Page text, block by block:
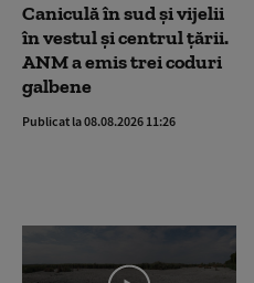
Caniculă în sud și vijelii
în vestul și centrul țării.
ANM a emis trei coduri
galbene
Publicat la 08.08.2026 11:26